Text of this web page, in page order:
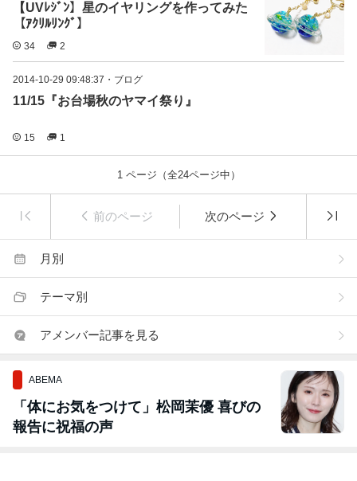
【UVﾚｼﾞﾝ】星のイヤリングを作ってみた
【ｱｸﾘﾙﾘﾝｸﾞ】
34 2
2014-10-29 09:48:37 ・ ブログ
11/15『お台場秋のヤマイ祭り』
15 1
1 ページ（全24ページ中）
前のページ 次のページ
月別
テーマ別
アメンバー記事を見る
ABEMA
「体にお気をつけて」松岡茉優 喜びの
報告に祝福の声